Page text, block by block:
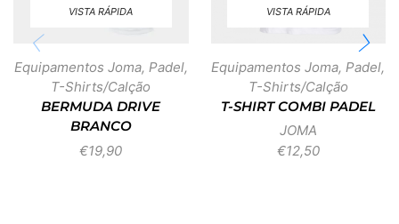
VISTA RÁPIDA
Equipamentos Joma, Padel,
T-Shirts/Calção
BERMUDA DRIVE
BRANCO
€19,90
VISTA RÁPIDA
Equipamentos Joma,Padel,
T-Shirts/Calção
T-SHIRT COMBI PADEL
JOMA
€12,50